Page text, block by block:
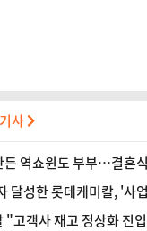
사
역쇼윈도 부부…결혼식
달성한 롯데케미칼, '사
"고객사 재고 정상화 진